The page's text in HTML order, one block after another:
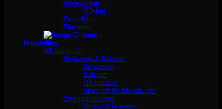
Megavolym
DD-böj
Franslim
Pincetter
Hårstyling
Allt inom hår
Schampo & Balsam
Schampo
Balsam
Hårmasker
Speciellt för blonda hår
Stylingprodukter
Grund & Primers